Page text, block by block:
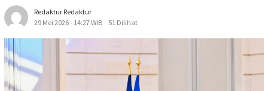
Redaktur Redaktur
29 Mei 2026 - 14:27 WIB
51 Dilihat